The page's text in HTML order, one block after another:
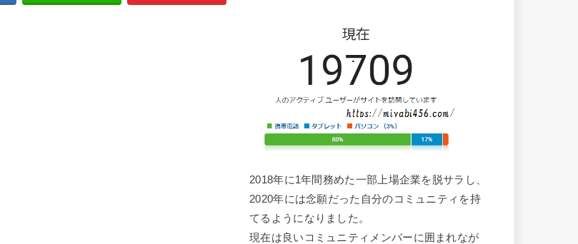
2018年に1年間務めた一部上場企業を脱サラし、
2020年には念願だった自分のコミュニティを持
てるようになりました。
現在は良いコミュニティメンバーに囲まれなが